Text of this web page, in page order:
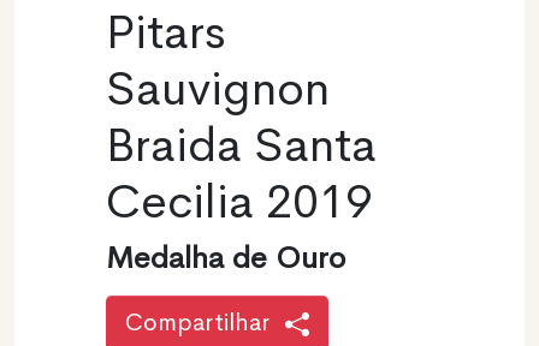
Pitars
Sauvignon
Braida Santa
Cecilia 2019
Medalha de Ouro
Compartilhar